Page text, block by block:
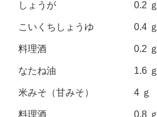
しょうが 0.2 ｇ
こいくちしょうゆ 0.4 ｇ
料理酒 0.2 ｇ
なたね油 1.6 ｇ
米みそ（甘みそ） 4 ｇ
料理酒 0.8 ｇ